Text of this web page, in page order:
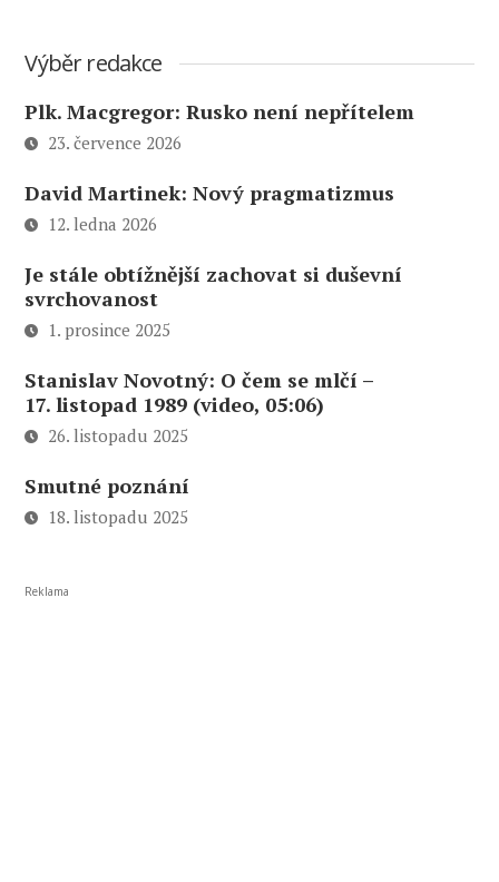
Výběr redakce
Plk. Macgregor: Rusko není nepřítelem
23. července 2026
David Martinek: Nový pragmatizmus
12. ledna 2026
Je stále obtížnější zachovat si duševní
svrchovanost
1. prosince 2025
Stanislav Novotný: O čem se mlčí –
17. listopad 1989 (video, 05:06)
26. listopadu 2025
Smutné poznání
18. listopadu 2025
Reklama